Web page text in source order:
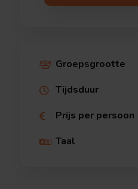
 Groepsgrootte
 Tijdsduur
 Prijs per persoon
 Taal